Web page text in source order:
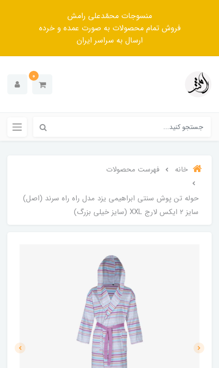
منسوجات محمّدعلی رامش
فروش تمام محصولات به صورت عمده و خرده
ارسال به سراسر ایران
0
خانه فهرست محصولات
حوله تن پوش سنتی ابراهیمی یزد مدل راه راه سرند (اصل)
سایز ۲ ایکس لارج XXL (سایز خیلی بزرگ)